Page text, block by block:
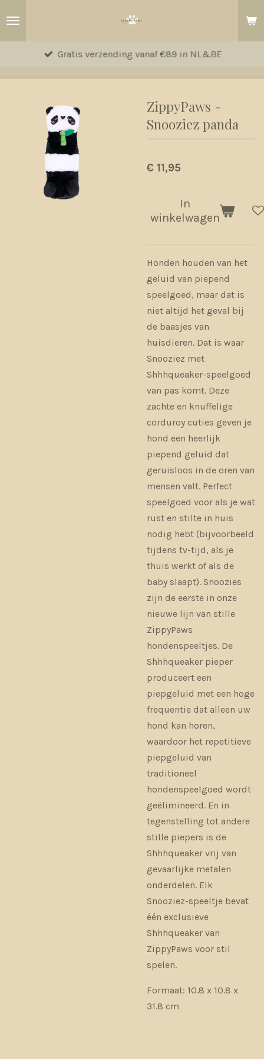
hoofdinhoud
Gratis verzending vanaf €89 in NL&BE
ZippyPaws -
Snooziez panda
€ 11,95
In
winkelwagen
Honden houden van het
geluid van piepend
speelgoed, maar dat is
niet altijd het geval bij
de baasjes van
huisdieren. Dat is waar
Snooziez met
Shhhqueaker-speelgoed
van pas komt. Deze
zachte en knuffelige
corduroy cuties geven je
hond een heerlijk
piepend geluid dat
geruisloos in de oren van
mensen valt. Perfect
speelgoed voor als je wat
rust en stilte in huis
nodig hebt (bijvoorbeeld
tijdens tv-tijd, als je
thuis werkt of als de
baby slaapt). Snoozies
zijn de eerste in onze
nieuwe lijn van stille
ZippyPaws
hondenspeeltjes. De
Shhhqueaker pieper
produceert een
piepgeluid met een hoge
frequentie dat alleen uw
hond kan horen,
waardoor het repetitieve
piepgeluid van
traditioneel
hondenspeelgoed wordt
geëlimineerd. En in
tegenstelling tot andere
stille piepers is de
Shhhqueaker vrij van
gevaarlijke metalen
onderdelen. Elk
Snooziez-speeltje bevat
één exclusieve
Shhhqueaker van
ZippyPaws voor stil
spelen.
Formaat: 10.8 x 10.8 x
31.8 cm